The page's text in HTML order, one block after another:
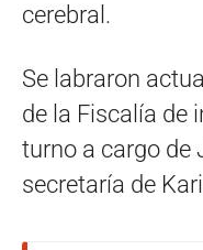
cerebral.
Se labraron
de la Fiscalía de
turno a cargo de
secretaría de